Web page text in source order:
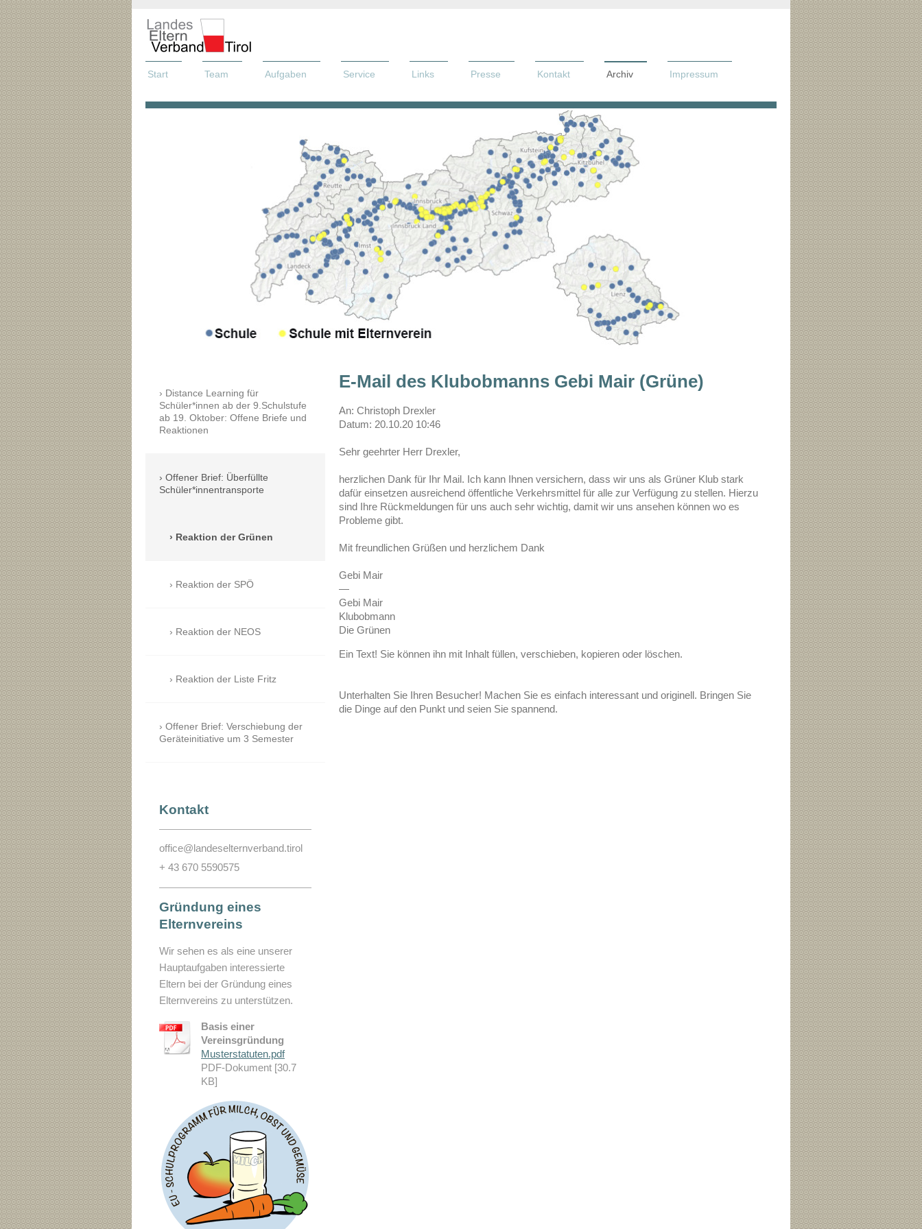
Start Team Aufgaben Service Links Presse Kontakt Archiv Impressum
E-Mail des Klubobmanns Gebi Mair (Grüne)
An: Christoph Drexler
Datum: 20.10.20 10:46
Sehr geehrter Herr Drexler,
herzlichen Dank für Ihr Mail. Ich kann Ihnen versichern, dass wir uns als Grüner Klub stark
dafür einsetzen ausreichend öffentliche Verkehrsmittel für alle zur Verfügung zu stellen. Hierzu
sind Ihre Rückmeldungen für uns auch sehr wichtig, damit wir uns ansehen können wo es
Probleme gibt.
Mit freundlichen Grüßen und herzlichem Dank
Gebi Mair
—
Gebi Mair
Klubobmann
Die Grünen
Ein Text! Sie können ihn mit Inhalt füllen, verschieben, kopieren oder löschen.
Unterhalten Sie Ihren Besucher! Machen Sie es einfach interessant und originell. Bringen Sie
die Dinge auf den Punkt und seien Sie spannend.
Distance Learning für
Schüler*innen ab der 9.Schulstufe
ab 19. Oktober: Offene Briefe und
Reaktionen
Offener Brief: Überfüllte
Schüler*innentransporte
Reaktion der Grünen
Reaktion der SPÖ
Reaktion der NEOS
Reaktion der Liste Fritz
Offener Brief: Verschiebung der
Geräteinitiative um 3 Semester
Kontakt
office@landeselternverband.tirol
+ 43 670 5590575
Gründung eines
Elternvereins
Wir sehen es als eine unserer
Hauptaufgaben interessierte
Eltern bei der Gründung eines
Elternvereins zu unterstützen.
Basis einer
Vereinsgründung
Musterstatuten.pdf
PDF-Dokument [30.7
KB]